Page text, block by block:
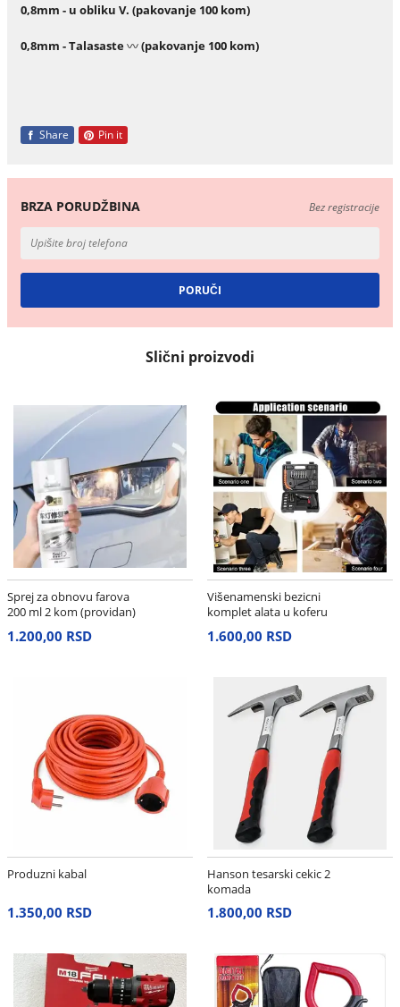
0,8mm - u obliku V. (pakovanje 100 kom)
0,8mm - Talasaste〰️(pakovanje 100 kom)
Share Pin it
BRZA PORUDŽBINA Bez registracije
Slični proizvodi
Sprej za obnovu farova
200 ml 2 kom (providan)
1.200,00 RSD
Višenamenski bezicni
komplet alata u koferu
1.600,00 RSD
Produzni kabal
1.350,00 RSD
Hanson tesarski cekic 2
komada
1.800,00 RSD